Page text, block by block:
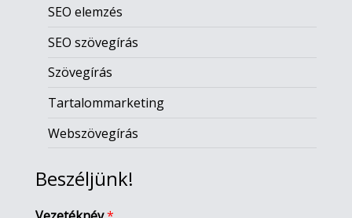
SEO elemzés
SEO szövegírás
Szövegírás
Tartalommarketing
Webszövegírás
Beszéljünk!